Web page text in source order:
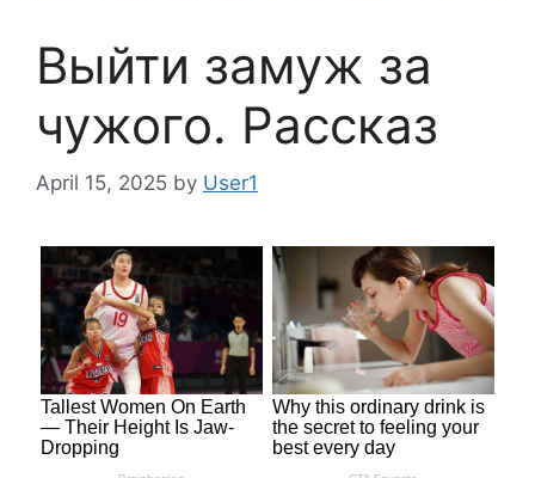
Выйти замуж за
чужого. Рассказ
April 15, 2025 by User1